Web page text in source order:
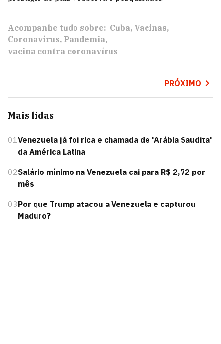
Acompanhe tudo sobre: Cuba Vacinas
Coronavírus Pandemia
vacina contra coronavírus
PRÓXIMO
Mais lidas
01Venezuela já foi rica e chamada de 'Arábia Saudita'
da América Latina
02Salário mínimo na Venezuela cai para R$ 2,72 por
mês
03Por que Trump atacou a Venezuela e capturou
Maduro?